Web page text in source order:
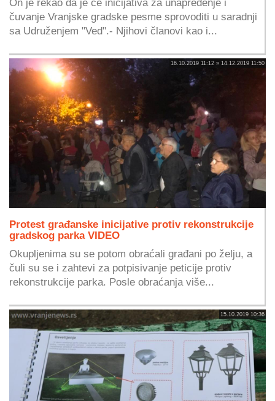
On je rekao da je će inicijativa za unapređenje i
čuvanje Vranjske gradske pesme sprovoditi u saradnji
sa Udruženjem "Ved".- Njihovi članovi kao i...
16.10.2019 11:12 » 14.12.2019 11:50
Protest građanske inicijative protiv rekonstrukcije
gradskog parka VIDEO
Okupljenima su se potom obraćali građani po želju, a
čuli su se i zahtevi za potpisivanje peticije protiv
rekonstrukcije parka. Posle obraćanja više...
15.10.2019 10:36